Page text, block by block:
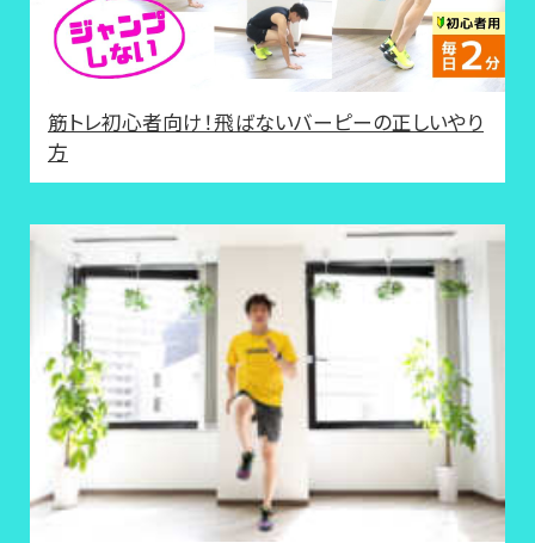
筋トレ初心者向け！飛ばないバーピーの正しいやり
方